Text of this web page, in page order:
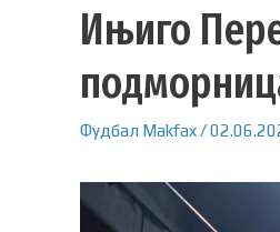
Ињиго
Фудбал Makfax/